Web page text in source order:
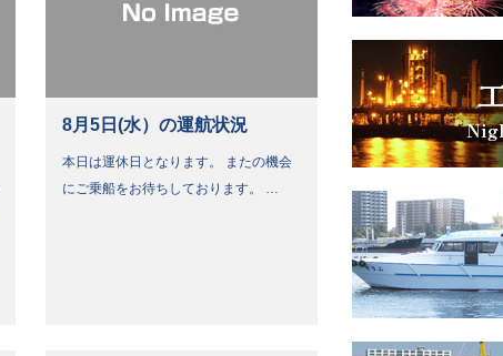
8月5日(水）の運航状況
本日は運休日となります。 またの機会
にご乗船をお待ちしております。 …